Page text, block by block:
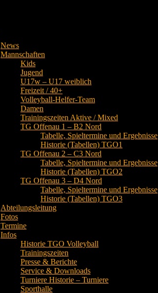
News
Mannschaften
Kids
Jugend
U17w – U17 weiblich
Freizeit / 40+
Volleyball-Helfer-Team
Damen
Trainingszeiten Aktive / Mixed
TG Offenau 1 – B2 Nord
Tabelle, Spieltermine und Ergebnisse
Historie (Tabellen) TGO1
TG Offenau 2 – C3 Nord
Tabelle, Spieltermine und Ergebnisse
Historie (Tabellen) TGO2
TG Offenau 3 – D4 Nord
Tabelle, Spieltermine und Ergebnisse
Historie (Tabellen) TGO3
Abteilungsleitung
Fotos
Termine
Infos
Historie TGO Volleyball
Trainingszeiten
Presse & Berichte
Service & Downloads
Turniere Historie – Turniere
Sporthalle